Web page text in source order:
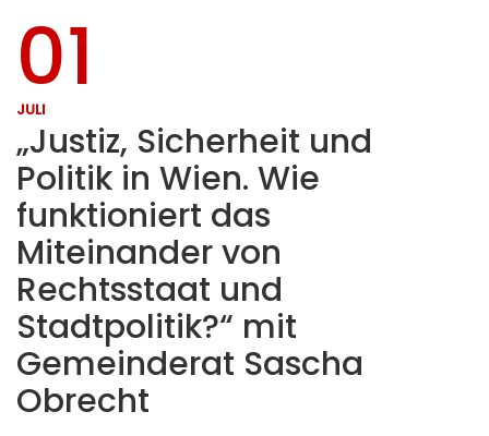
01
JULI
„Justiz, Sicherheit und
Politik in Wien. Wie
funktioniert das
Miteinander von
Rechtsstaat und
Stadtpolitik?“ mit
Gemeinderat Sascha
Obrecht